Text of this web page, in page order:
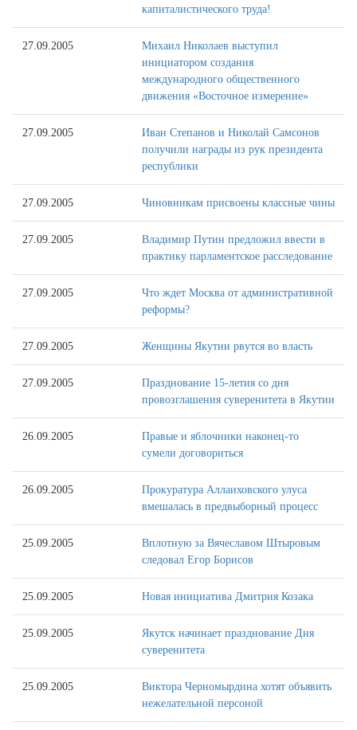
капиталистического труда!
27.09.2005
Михаил Николаев выступил
инициатором создания
международного общественного
движения «Восточное измерение»
27.09.2005
Иван Степанов и Николай Самсонов
получили награды из рук президента
республики
27.09.2005 Чиновникам присвоены классные чины
27.09.2005
Владимир Путин предложил ввести в
практику парламентское расследование
27.09.2005
Что ждет Москва от административной
реформы?
27.09.2005 Женщины Якутии рвутся во власть
27.09.2005
Празднование 15-летия со дня
провозглашения суверенитета в Якутии
26.09.2005
Правые и яблочники наконец-то
сумели договориться
26.09.2005
Прокуратура Аллаиховского улуса
вмешалась в предвыборный процесс
25.09.2005
Вплотную за Вячеславом Штыровым
следовал Егор Борисов
25.09.2005 Новая инициатива Дмитрия Козака
25.09.2005
Якутск начинает празднование Дня
суверенитета
25.09.2005
Виктора Черномырдина хотят объявить
нежелательной персоной